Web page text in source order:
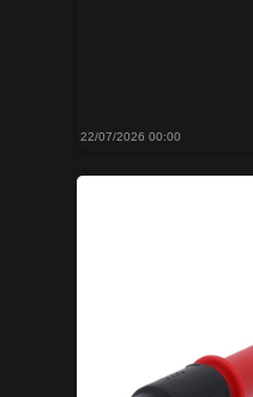
22/07/2026 00:00